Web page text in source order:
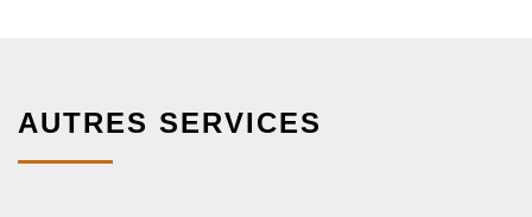
AUTRES SERVICES